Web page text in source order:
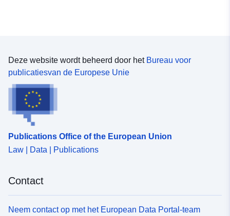
Soort:
Bron:
Deze website wordt beheerd door het Bureau voor
publicatiesvan de Europese Unie
Publications Office of the European Union
Law | Data | Publications
Contact
Neem contact op met het European Data Portal-team